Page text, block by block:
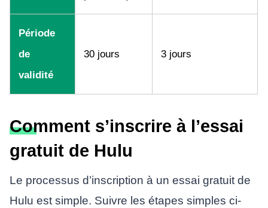
Période
de
validité
30 jours 3 jours
Comment s’inscrire à l’essai
gratuit de Hulu
Le processus d’inscription à un essai gratuit de
Hulu est simple. Suivre les étapes simples ci-